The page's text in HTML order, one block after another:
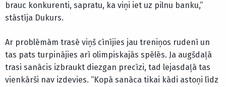
brauc konkurenti, sapratu, ka viņi iet uz pilnu banku,”
stāstīja Dukurs.
Ar problēmām trasē viņš cīnījies jau treniņos rudenī un
tas pats turpinājies arī olimpiskajās spēlēs. Ja augšdaļā
trasi sanācis izbraukt diezgan precīzi, tad lejasdaļā tas
vienkārši nav izdevies. “Kopā sanāca tikai kādi astoņi līdz